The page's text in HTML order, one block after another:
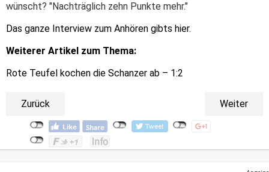
wünscht? "Nachträglich zehn Punkte mehr."
Das ganze Interview zum Anhören gibts hier.
Weiterer Artikel zum Thema:
Rote Teufel kochen die Schanzer ab – 1:2
Zurück Weiter